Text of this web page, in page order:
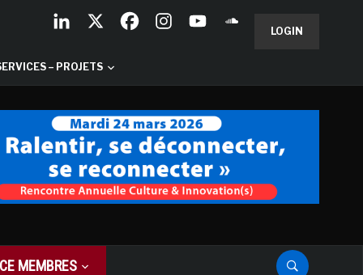
LOGIN
– PROJETS
MEMBRES